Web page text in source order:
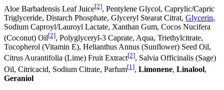
Aloe Barbadensis Leaf Juice[2], Pentylene Glycol, Caprylic/Capric
Triglyceride, Distarch Phosphate, Glyceryl Stearat Citrat, Glycerin,
Sodium Caproyl/Lauroyl Lactate, Xanthan Gum, Cocos Nucifera
(Coconut) Oil[2], Polyglyceryl-3 Caprate, Aqua, Triethylcitrate,
Tocopherol (Vitamin E), Helianthus Annus (Sunflower) Seed Oil,
Citrus Aurantifolia (Lime) Fruit Extract[2], Salvia Officinalis (Sage)
Oil, Citricacid, Sodium Citrate, Parfum[1], Limonene, Linalool,
Geraniol